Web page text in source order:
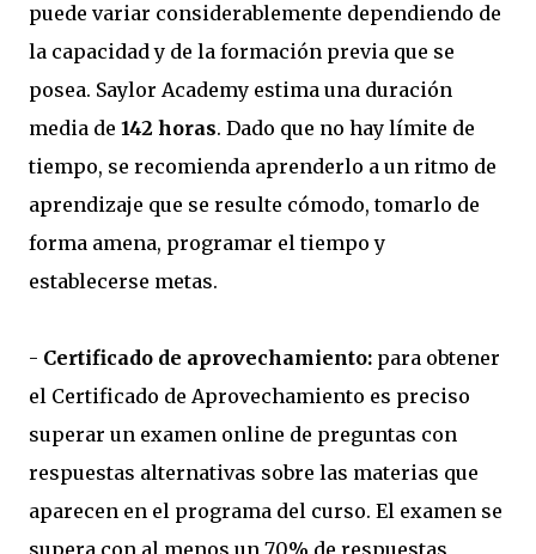
puede variar considerablemente dependiendo de
la capacidad y de la formación previa que se
posea. Saylor Academy estima una duración
media de 142 horas. Dado que no hay límite de
tiempo, se recomienda aprenderlo a un ritmo de
aprendizaje que se resulte cómodo, tomarlo de
forma amena, programar el tiempo y
establecerse metas.
- Certificado de aprovechamiento: para obtener
el Certificado de Aprovechamiento es preciso
superar un examen online de preguntas con
respuestas alternativas sobre las materias que
aparecen en el programa del curso. El examen se
supera con al menos un 70% de respuestas